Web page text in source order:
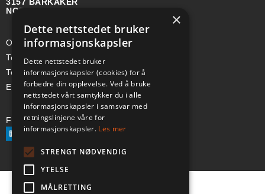
3157 BARKÅKER
NORGE
Org-nr: 985 958 203 MVA
Telefon (Nor): +47 334 50 910
Telefon (Swe): +46 70-748 08 19
E-post: sales@a-ss.net
Følg oss på:
×
Dette nettstedet bruker
informasjonskapsler
Dette nettstedet bruker
informasjonskapsler (cookies) for å
forbedre din opplevelse. Ved å bruke
nettstedet vårt samtykker du i alle
informasjonskapsler i samsvar med
retningslinjene våre for
informasjonskapsler. Les mer
STRENGT NØDVENDIG
YTELSE
MÅLRETTING